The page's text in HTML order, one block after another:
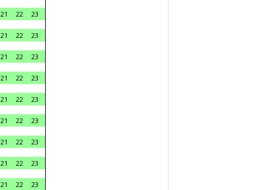
21 22
23
21 22
23
21 22
23
21 22
23
21 22
23
21 22
23
21 22
23
21 22
23
21 22
23